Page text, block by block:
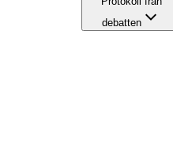
debatten